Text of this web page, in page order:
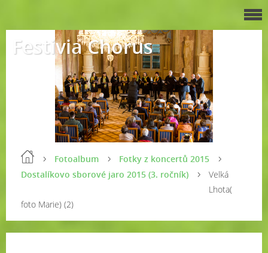
Festivia Chorus
Fotoalbum
Fotky z koncertů 2015
Dostalíkovo sborové jaro 2015 (3. ročník)
Velká
Lhota(
foto Marie) (2)